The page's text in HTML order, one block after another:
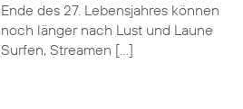
Ende des 27. Lebensjahres können
noch länger nach Lust und Laune
Surfen, Streamen […]